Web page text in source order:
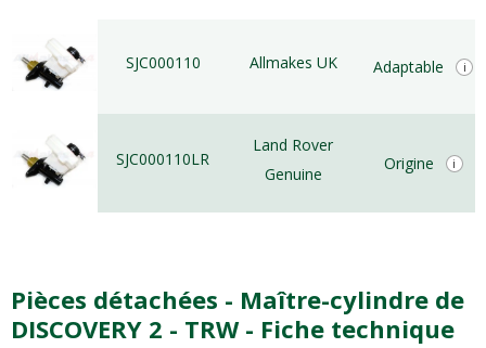
SJC000110 Allmakes UK Adaptable i
SJC000110LR
Land Rover
Genuine
Origine i
Pièces détachées - Maître-cylindre de
DISCOVERY 2 - TRW - Fiche technique